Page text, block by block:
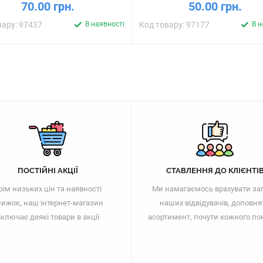
70.00 грн.
97437 В наявності
50.00 грн.
Код товару: 97177 В
ПОСТІЙНІ АКЦІЇ
низьких цін та наявності
наш інтернет-магазин
деякі товари в акції
СТАВЛЕННЯ ДО
Ми намагаємось врахувати
наших відвідувачів,
асортимент, почути кожного